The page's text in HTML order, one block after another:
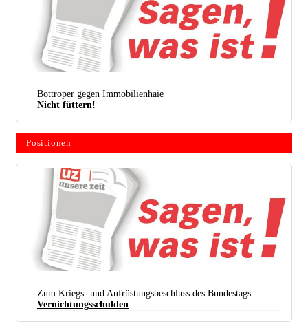
Bottroper gegen Immobilienhaie
Nicht füttern!
Positionen
Zum Kriegs- und Aufrüstungsbeschluss des Bundestags
Vernichtungsschulden